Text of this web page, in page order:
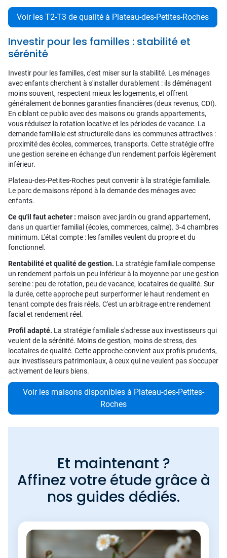
Voir les T2-T3 de qualité à Plateau-des-Petites-Roches
Investir pour les familles : stabilité et
sérénité
Investir pour les familles, c'est miser sur la stabilité. Les ménages
avec enfants cherchent à s'installer durablement : ils déménagent
moins souvent, respectent mieux les logements, et offrent
généralement de bonnes garanties financières (deux revenus, CDI).
En ciblant ce public avec des maisons ou grands appartements,
vous réduisez la rotation locative et les périodes de vacance. La
demande familiale est structurelle dans les communes attractives :
proximité des écoles, commerces, transports. Cette stratégie offre
une gestion sereine en échange d'un rendement parfois légèrement
inférieur.
Plateau-des-Petites-Roches peut convenir à la stratégie familiale.
Le parc de maisons répond à la demande des ménages avec
enfants.
Ce qu'il faut acheter : maison avec jardin ou grand appartement,
dans un quartier familial (écoles, commerces, calme). 3-4 chambres
minimum. L'état compte : les familles veulent du propre et du
fonctionnel.
Rentabilité et qualité de gestion. La stratégie familiale compense
un rendement parfois un peu inférieur à la moyenne par une gestion
sereine : peu de rotation, peu de vacance, locataires de qualité. Sur
la durée, cette approche peut surperformer le haut rendement en
tenant compte des frais réels. C'est un arbitrage entre rendement
facial et rendement réel.
Profil adapté. La stratégie familiale s'adresse aux investisseurs qui
veulent de la sérénité. Moins de gestion, moins de stress, des
locataires de qualité. Cette approche convient aux profils prudents,
aux investisseurs patrimoniaux, à ceux qui ne veulent pas s'occuper
activement de leurs biens.
Voir les maisons disponibles à Plateau-des-Petites-
Roches
Et maintenant ?
Affinez votre étude grâce à
nos guides dédiés.